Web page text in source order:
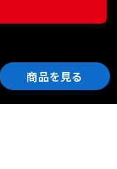
商品を見る